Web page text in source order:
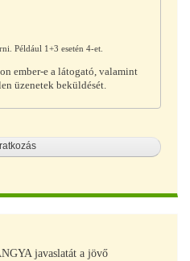
Például 1+3 esetén 4-et.
ember-e a látogató, valamint
üzenetek beküldését.
javaslatát a jövő